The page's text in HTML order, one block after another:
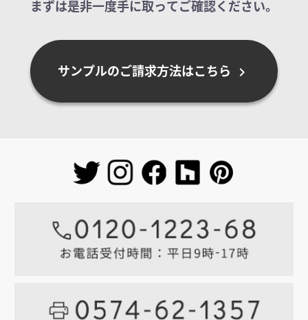
まずは是非一度手に取ってご確認ください。
サンプルのご請求方法はこちら chevron_right